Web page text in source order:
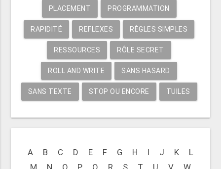
PLACEMENT PROGRAMMATION
RAPIDITÉ REFLEXES RÈGLES SIMPLES
RESSOURCES RÔLE SECRET
ROLL AND WRITE SANS HASARD
SANS TEXTE STOP OU ENCORE TUILES
A B C D E F G H I J K
L